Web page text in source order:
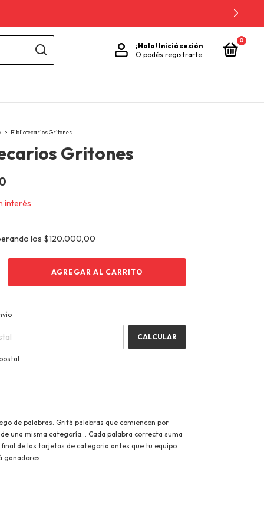
¡Hola! Iniciá sesión
O podés registrarte
0
> Bibliotecarios Gritones
Gritones
interés
los $120.000,00
CALCULAR
de palabras. Gritá palabras que comiencen por
una misma categoría... Cada palabra correcta suma
de las tarjetas de categoria antes que tu equipo
ganadores.